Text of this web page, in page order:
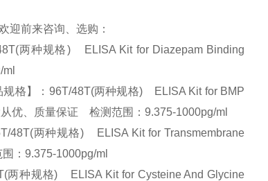
迎前来咨询、选购：
两种规格) ELISA Kit for Diazepam Binding
ml
格】：96T/48T(两种规格) ELISA Kit for BMP
优、质量保证 检测范围：9.375-1000pg/ml
两种规格) ELISA Kit for Transmembrane
：9.375-1000pg/ml
种规格) ELISA Kit for Cysteine And Glycine